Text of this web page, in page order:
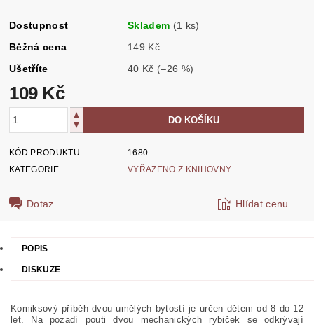
Dostupnost Skladem (1 ks)
Běžná cena
149 Kč
Ušetříte
40 Kč (–26 %)
109 Kč
KÓD PRODUKTU
1680
KATEGORIE
VYŘAZENO Z KNIHOVNY
Dotaz Hlídat cenu
POPIS
DISKUZE
Komiksový příběh dvou umělých bytostí je určen dětem od 8 do 12
let. Na pozadí pouti dvou mechanických rybiček se odkrývají